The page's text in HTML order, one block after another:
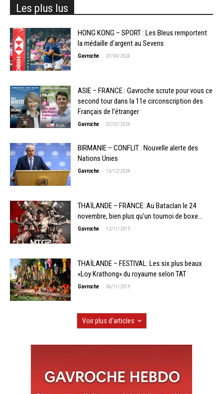
Les plus lus
HONG KONG – SPORT : Les Bleus remportent
la médaille d’argent au Sevens
Gavroche - 07/04/2024
ASIE – FRANCE : Gavroche scrute pour vous ce
second tour dans la 11e circonscription des
Français de l’étranger
Gavroche - 07/07/2024
BIRMANIE – CONFLIT : Nouvelle alerte des
Nations Unies
Gavroche - 15/12/2024
THAÏLANDE – FRANCE: Au Bataclan le 24
novembre, bien plus qu’un tournoi de boxe…
Gavroche - 12/11/2019
THAÏLANDE – FESTIVAL: Les six plus beaux
«Loy Krathong» du royaume selon TAT
Gavroche - 06/11/2019
Voir plus d'articles